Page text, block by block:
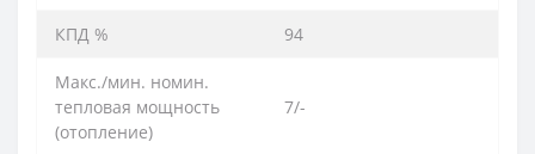
КПД % 94
Макс./мин. номин.
тепловая мощность
(отoпление)
7/-